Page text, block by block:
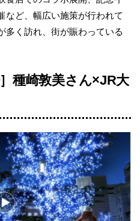
など、幅広い施策が行われて
多く訪れ、街が賑わっている
種崎敦美さん×JR大